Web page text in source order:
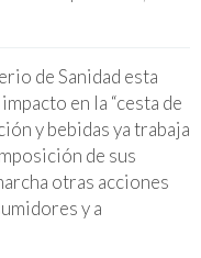
de Sanidad esta
en la “cesta de
y bebidas ya trabaja
de sus
otras acciones
y a